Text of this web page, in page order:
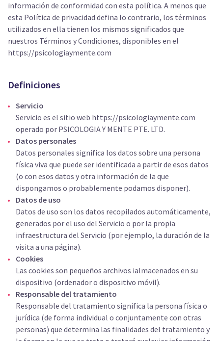
información de conformidad con esta política. A menos que
esta Política de privacidad defina lo contrario, los términos
utilizados en ella tienen los mismos significados que
nuestros Términos y Condiciones, disponibles en el
https://psicologiaymente.com
Definiciones
Servicio
Servicio es el sitio web https://psicologiaymente.com
operado por PSICOLOGIA Y MENTE PTE. LTD.
Datos personales
Datos personales significa los datos sobre una persona
física viva que puede ser identificada a partir de esos datos
(o con esos datos y otra información de la que
dispongamos o probablemente podamos disponer).
Datos de uso
Datos de uso son los datos recopilados automáticamente,
generados por el uso del Servicio o por la propia
infraestructura del Servicio (por ejemplo, la duración de la
visita a una página).
Cookies
Las cookies son pequeños archivos ialmacenados en su
dispositivo (ordenador o dispositivo móvil).
Responsable del tratamiento
Responsable del tratamiento significa la persona física o
jurídica (de forma individual o conjuntamente con otras
personas) que determina las finalidades del tratamiento y